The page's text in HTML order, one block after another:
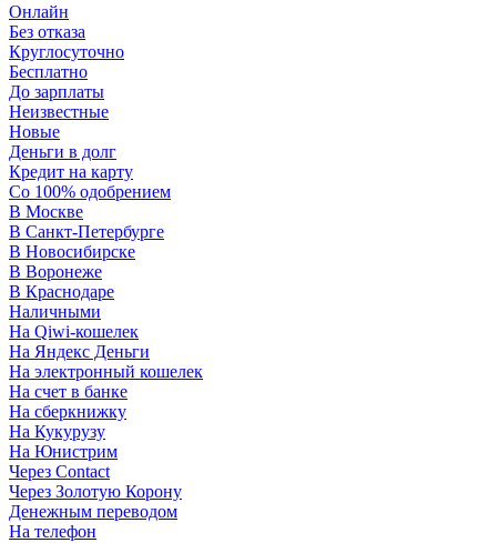
Онлайн
Без отказа
Круглосуточно
Бесплатно
До зарплаты
Неизвестные
Новые
Деньги в долг
Кредит на карту
Со 100% одобрением
В Москве
В Санкт-Петербурге
В Новосибирске
В Воронеже
В Краснодаре
Наличными
На Qiwi-кошелек
На Яндекс Деньги
На электронный кошелек
На счет в банке
На сберкнижку
На Кукурузу
На Юнистрим
Через Contact
Через Золотую Корону
Денежным переводом
На телефон